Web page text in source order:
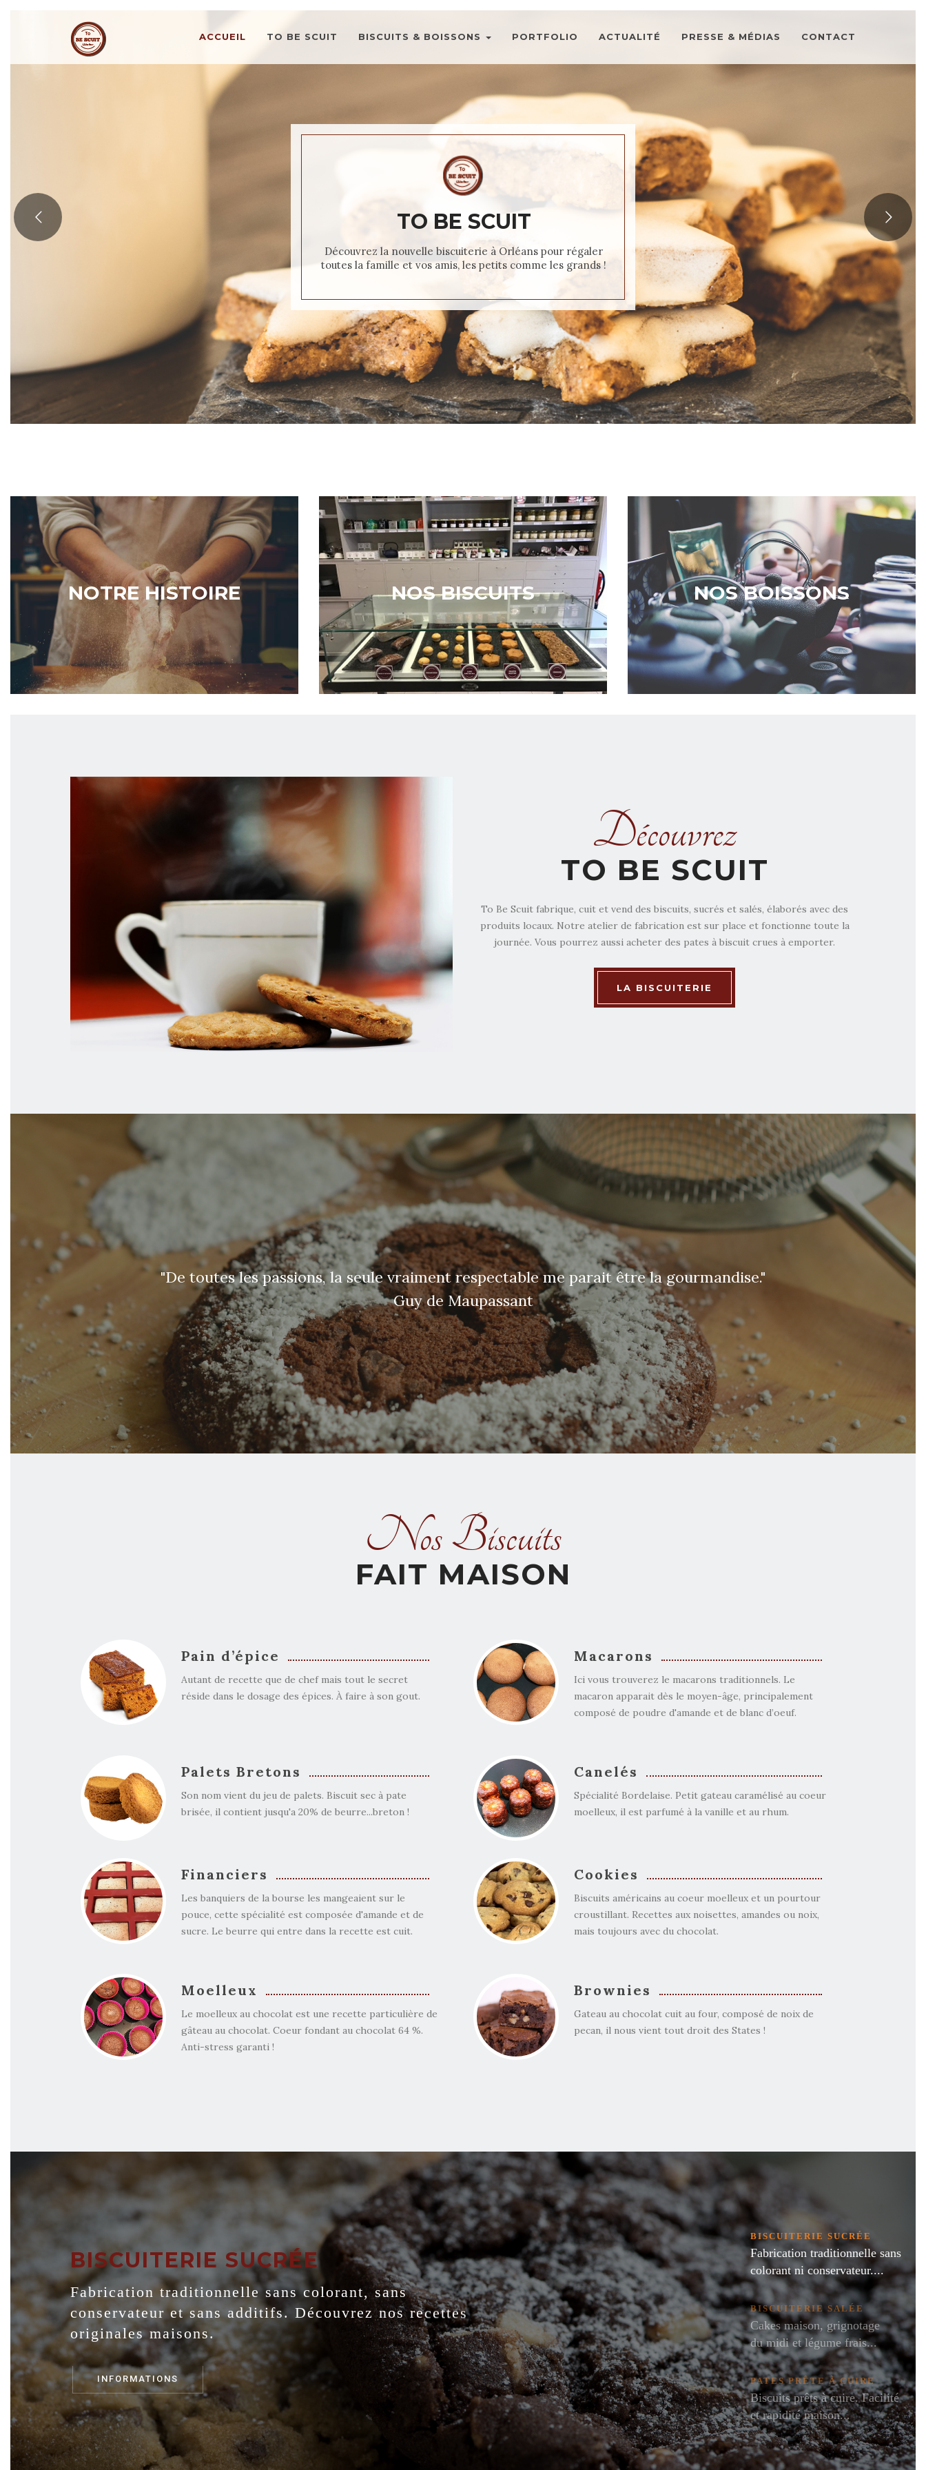
ACCUEIL TO BE SCUIT BISCUITS & BOISSONS PORTFOLIO ACTUALITÉ PRESSE & MÉDIAS CONTACT
TO BE SCUIT
Découvrez la nouvelle biscuiterie à Orléans pour régaler
toutes la famille et vos amis, les petits comme les grands !
NOTRE HISTOIRE NOS BISCUITS NOS BOISSONS
Découvrez
TO BE SCUIT
To Be Scuit fabrique, cuit et vend des biscuits, sucrés et salés, élaborés avec des
produits locaux. Notre atelier de fabrication est sur place et fonctionne toute la
journée. Vous pourrez aussi acheter des pates à biscuit crues à emporter.
LA BISCUITERIE
"De toutes les passions, la seule vraiment respectable me parait être la gourmandise."
Guy de Maupassant
Nos Biscuits
FAIT MAISON
Pain d’épice
Autant de recette que de chef mais tout le secret
réside dans le dosage des épices. À faire à son gout.
Macarons
Ici vous trouverez le macarons traditionnels. Le
macaron apparait dès le moyen-âge, principalement
composé de poudre d'amande et de blanc d’oeuf.
Palets Bretons
Son nom vient du jeu de palets. Biscuit sec à pate
brisée, il contient jusqu'a 20% de beurre...breton !
Canelés
Spécialité Bordelaise. Petit gateau caramélisé au coeur
moelleux, il est parfumé à la vanille et au rhum.
Financiers
Les banquiers de la bourse les mangeaient sur le
pouce, cette spécialité est composée d'amande et de
sucre. Le beurre qui entre dans la recette est cuit.
Cookies
Biscuits américains au coeur moelleux et un pourtour
croustillant. Recettes aux noisettes, amandes ou noix,
mais toujours avec du chocolat.
Moelleux
Le moelleux au chocolat est une recette particulière de
gâteau au chocolat. Coeur fondant au chocolat 64 %.
Anti-stress garanti !
Brownies
Gateau au chocolat cuit au four, composé de noix de
pecan, il nous vient tout droit des States !
BISCUITERIE SUCRÉE
Fabrication traditionnelle sans
colorant ni conservateur....
BISCUITERIE SALÉE
Cakes maison, grignotage
du midi et légume frais...
PATES PRÊTE À CUIRE
Biscuits prêts à cuire. Facilité
et rapidité maison...
Fabrication traditionnelle sans colorant, sans
conservateur et sans additifs. Découvrez nos recettes
originales maisons.
BISCUITERIE SUCRÉE
INFORMATIONS